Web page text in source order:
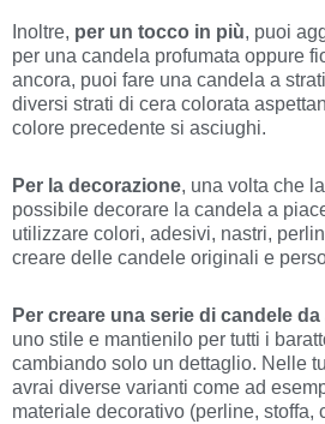
Inoltre, per un tocco in più, puoi
per una candela profumata oppure
ancora, puoi fare una candela a
diversi strati di cera colorata
colore precedente si asciughi.
Per la decorazione, una volta che
possibile decorare la candela a
utilizzare colori, adesivi, nastri,
creare delle candele originali e
Per creare una serie di candele
uno stile e mantienilo per tutti i
cambiando solo un dettaglio. Nelle
avrai diverse varianti come ad
materiale decorativo (perline,